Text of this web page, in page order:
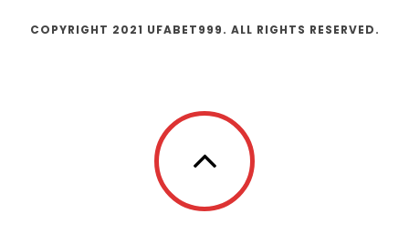
COPYRIGHT 2021 UFABET999. ALL RIGHTS RESERVED.